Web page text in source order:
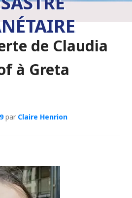
de Claudia
à Greta
par Claire Henrion